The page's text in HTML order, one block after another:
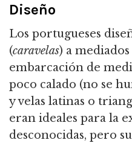
Diseño
Los portugueses
(caravelas) a
embarcación de
poco calado (no se
y velas latinas o
eran ideales para la
desconocidas, pero